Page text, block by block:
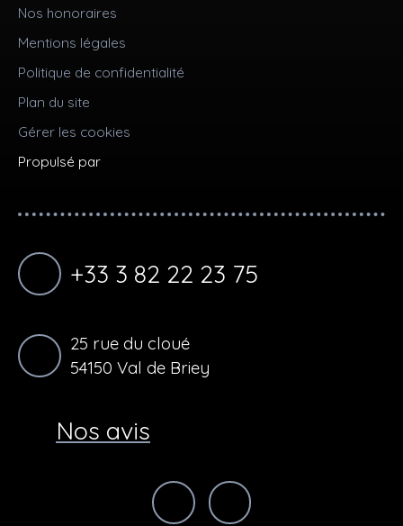
Nos honoraires
Mentions légales
Politique de confidentialité
Plan du site
Gérer les cookies
Propulsé par
+33 3 82 22 23 75
25 rue du cloué
54150 Val de Briey
Nos avis